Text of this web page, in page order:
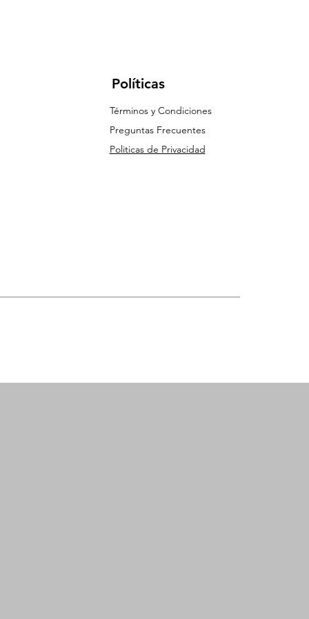
Políticas
Términos y Condiciones
Preguntas Frecuentes
Politicas de Privacidad